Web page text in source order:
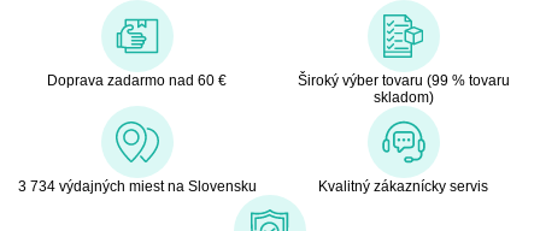
Doprava zadarmo nad 60 €
Široký výber tovaru (99 % tovaru
skladom)
3 734 výdajných miest na Slovensku Kvalitný zákaznícky servis